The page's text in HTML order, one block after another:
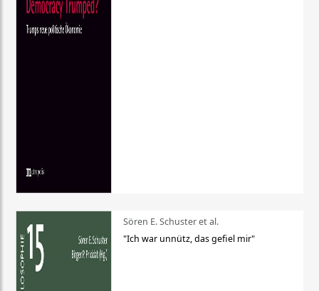
Sören E. Schuster et al.
"Ich war unnütz, das gefiel mir"